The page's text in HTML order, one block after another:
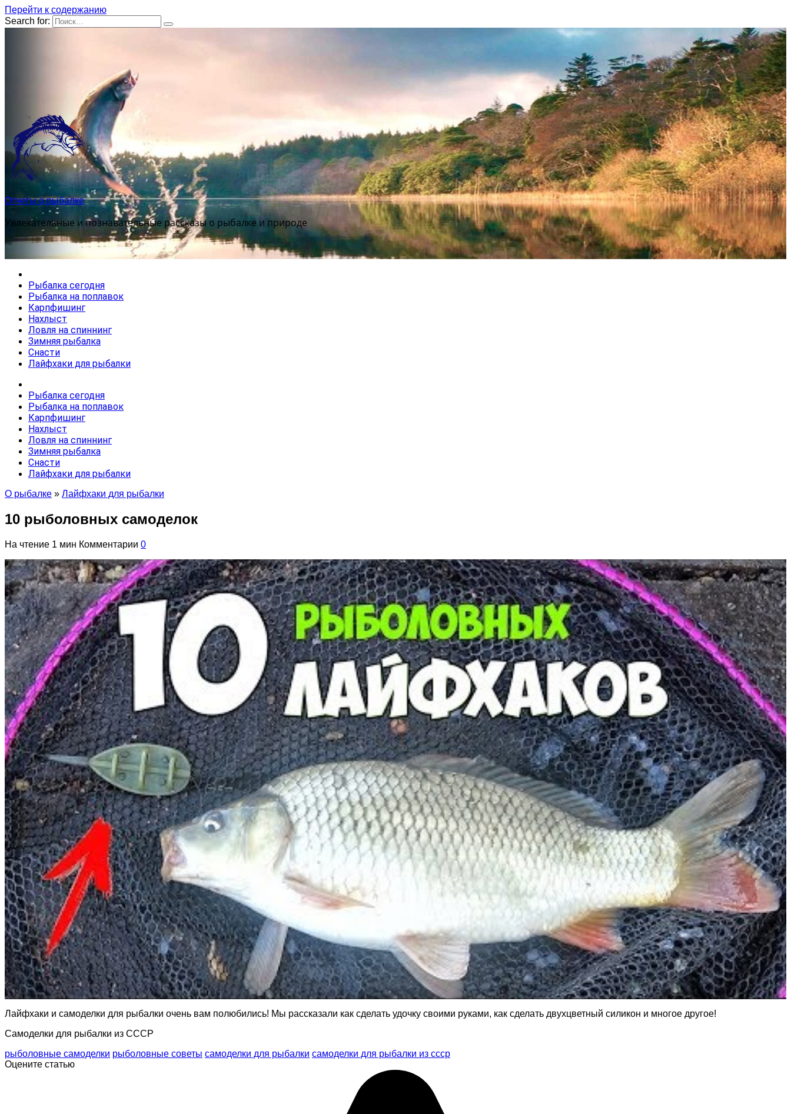
Перейти к содержанию
Search for:
Отчеты о рыбалке
Увлекательные и познавательные рассказы о рыбалке и природе
Рыбалка сегодня
Рыбалка на поплавок
Карпфишинг
Нахлыст
Ловля на спиннинг
Зимняя рыбалка
Снасти
Лайфхаки для рыбалки
Рыбалка сегодня
Рыбалка на поплавок
Карпфишинг
Нахлыст
Ловля на спиннинг
Зимняя рыбалка
Снасти
Лайфхаки для рыбалки
О рыбалке » Лайфхаки для рыбалки
10 рыболовных самоделок
На чтение 1 мин Комментарии 0
Лайфхаки и самоделки для рыбалки очень вам полюбились! Мы рассказали как сделать удочку своими руками, как сделать двухцветный силикон и многое другое!
Самоделки для рыбалки из СССР
рыболовные самоделки рыболовные советы самоделки для рыбалки самоделки для рыбалки из ссср
Оцените статью